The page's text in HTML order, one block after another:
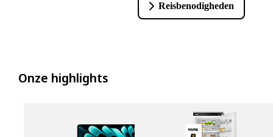
Reisbenodigheden
Onze highlights